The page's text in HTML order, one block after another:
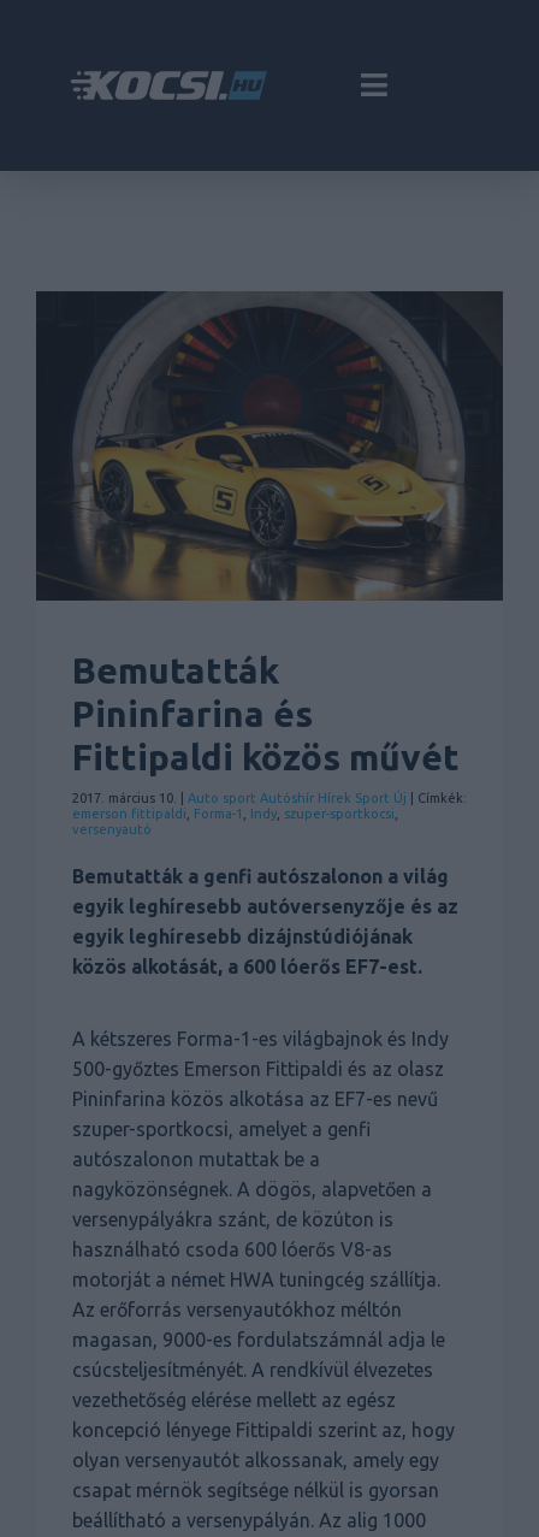
Bemutatták
Pininfarina és
Fittipaldi közös művét
2017. március 10. | Auto sport Autóshír Hírek Sport Új | Címkék:
emerson fittipaldi
Forma-1 Indy szuper-sportkocsi
versenyautó
Bemutatták a genfi autószalonon a világ
egyik leghíresebb autóversenyzője és az
egyik leghíresebb dizájnstúdiójának
közös alkotását, a 600 lóerős EF7-est.
A kétszeres Forma-1-es világbajnok és Indy
500-győztes Emerson Fittipaldi és az olasz
Pininfarina közös alkotása az EF7-es nevű
szuper-sportkocsi, amelyet a genfi
autószalonon mutattak be a
nagyközönségnek. A dögös, alapvetően a
versenypályákra szánt, de közúton is
használható csoda 600 lóerős V8-as
motorját a német HWA tuningcég szállítja.
Az erőforrás versenyautókhoz méltón
magasan, 9000-es fordulatszámnál adja le
csúcsteljesítményét. A rendkívül élvezetes
vezethetőség elérése mellett az egész
koncepció lényege Fittipaldi szerint az, hogy
olyan versenyautót alkossanak, amely egy
csapat mérnök segítsége nélkül is gyorsan
beállítható a versenypályán. Az alig 1000